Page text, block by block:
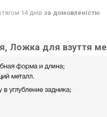
14 днів за домовленістю
Ложка для взуття